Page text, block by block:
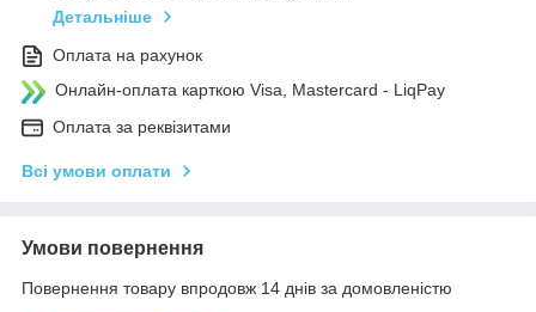
Детальніше
Оплата на рахунок
Онлайн-оплата карткою Visa, Mastercard - LiqPay
Оплата за реквізитами
Всі умови оплати
Умови повернення
Повернення товару впродовж 14 днів за домовленістю